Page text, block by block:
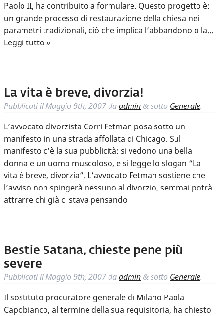
Paolo II, ha contribuito a formulare. Questo progetto è:
un grande processo di restaurazione della chiesa nei
parametri tradizionali, ciò che implica l’abbandono o la…
Leggi tutto »
La vita è breve, divorzia!
Pubblicati ilMaggio 9th, 2007 daadmin & sotto Generale.
L’avvocato divorzista Corri Fetman posa sotto un
manifesto in una strada affollata di Chicago. Sul
manifesto c’è la sua pubblicità: si vedono una bella
donna e un uomo muscoloso, e si legge lo slogan “La
vita è breve, divorzia”. L’avvocato Fetman sostiene che
l’avviso non spingerà nessuno al divorzio, semmai potrà
attrarre chi già ci stava pensando
Bestie Satana, chieste pene più
severe
Pubblicati ilMaggio 9th, 2007 daadmin & sotto Generale.
Il sostituto procuratore generale di Milano Paola
Capobianco, al termine della sua requisitoria, ha chiesto